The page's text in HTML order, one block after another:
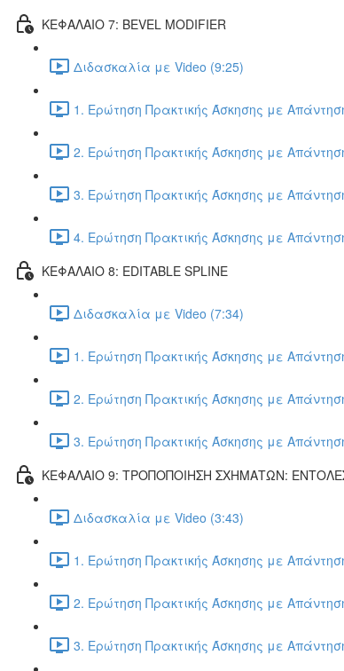
ΚΕΦΑΛΑΙΟ 7: BEVEL MODIFIER
Διδασκαλία με Video (9:25)
1. Ερώτηση Πρακτικής Άσκησης με
2. Ερώτηση Πρακτικής Άσκησης με
3. Ερώτηση Πρακτικής Άσκησης με
4. Ερώτηση Πρακτικής Άσκησης με
ΚΕΦΑΛΑΙΟ 8: EDITABLE SPLINE
Διδασκαλία με Video (7:34)
1. Ερώτηση Πρακτικής Άσκησης με
2. Ερώτηση Πρακτικής Άσκησης με
3. Ερώτηση Πρακτικής Άσκησης με
ΚΕΦΑΛΑΙΟ 9: ΤΡΟΠΟΠΟΙΗΣΗ ΣΧΗΜΑΤΩΝ: ΕΝΤΟΛΕΣ
Διδασκαλία με Video (3:43)
1. Ερώτηση Πρακτικής Άσκησης με
2. Ερώτηση Πρακτικής Άσκησης με
3. Ερώτηση Πρακτικής Άσκησης με